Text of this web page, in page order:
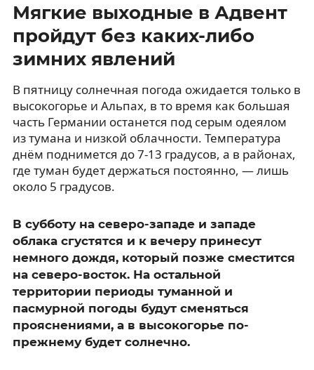
Мягкие выходные в Адвент
пройдут без каких-либо
зимних явлений
В пятницу солнечная погода ожидается только в
высокогорье и Альпах, в то время как большая
часть Германии останется под серым одеялом
из тумана и низкой облачности. Температура
днём поднимется до 7-13 градусов, а в районах,
где туман будет держаться постоянно, — лишь
около 5 градусов.
В субботу на северо-западе и западе
облака сгустятся и к вечеру принесут
немного дождя, который позже сместится
на северо-восток. На остальной
территории периоды туманной и
пасмурной погоды будут сменяться
прояснениями, а в высокогорье по-
прежнему будет солнечно.